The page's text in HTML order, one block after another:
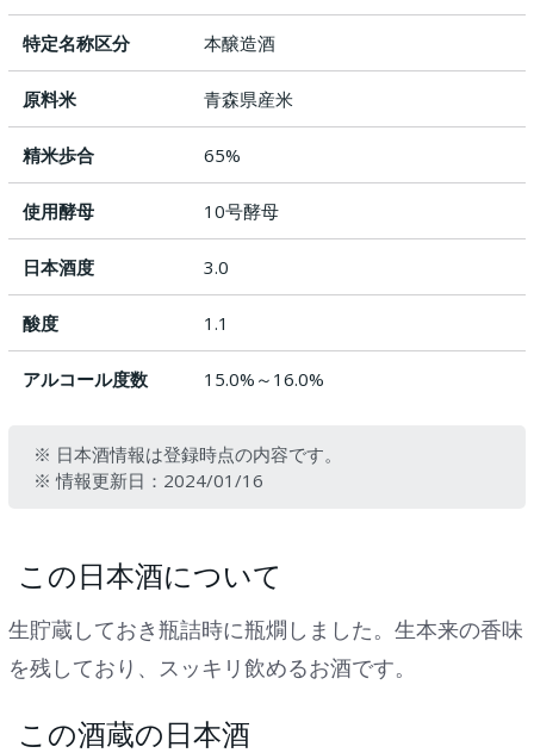
特定名称区分 本醸造酒
原料米 青森県産米
精米歩合 65%
使用酵母 10号酵母
日本酒度 3.0
酸度 1.1
アルコール度数 15.0%～16.0%
※ 日本酒情報は登録時点の内容です。
※ 情報更新日：2024/01/16
この日本酒について
生貯蔵しておき瓶詰時に瓶燗しました。生本来の香味
を残しており、スッキリ飲めるお酒です。
この酒蔵の日本酒